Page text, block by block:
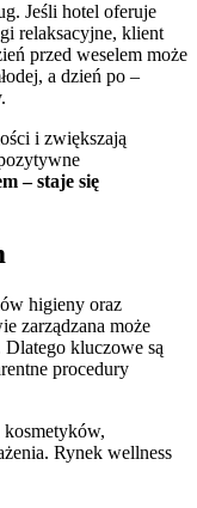
Jeśli hotel oferuje
relaksacyjne, klient
przed weselem może
a dzień po –
i zwiększają
– staje się
higieny oraz
zarządzana może
kluczowe są
procedury
kosmetyków,
Rynek wellness